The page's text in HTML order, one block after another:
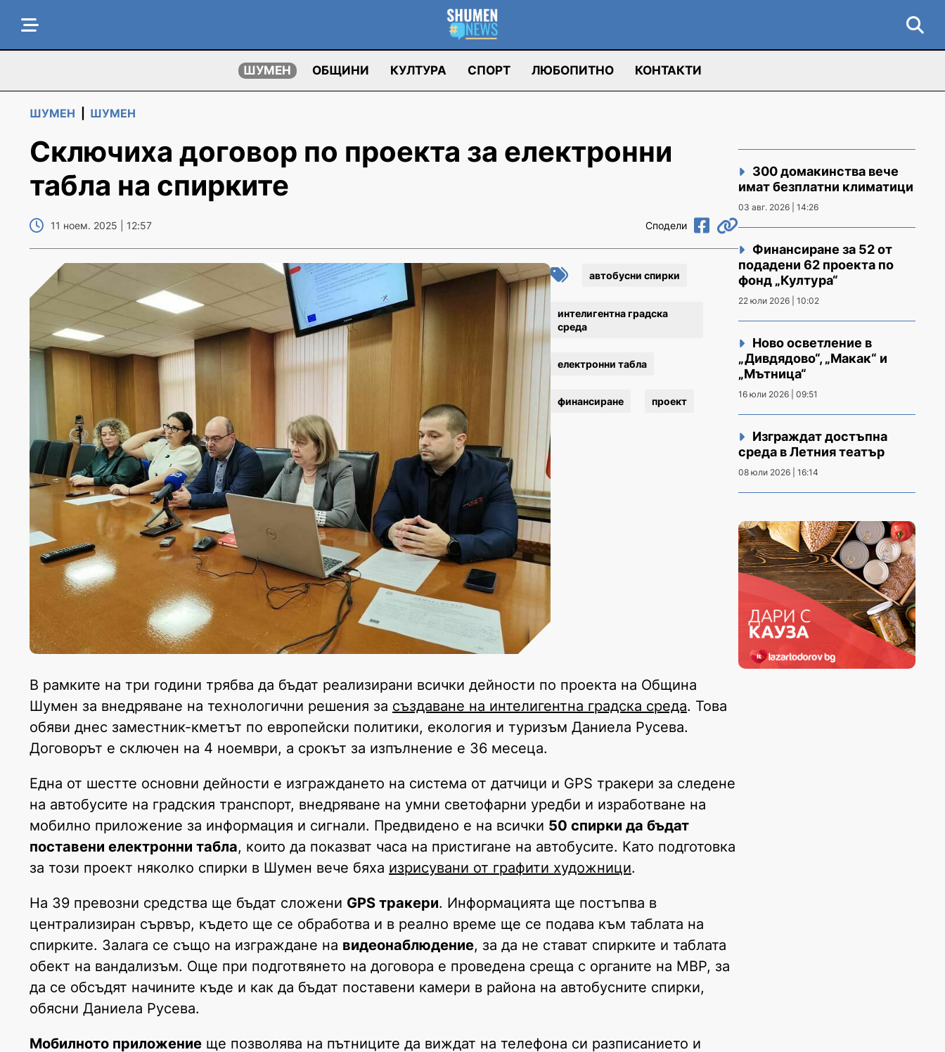
ШУМЕН ОБЩИНИ КУЛТУРА СПОРТ ЛЮБОПИТНО КОНТАКТИ
ШУМЕН ШУМЕН
Сключиха договор по проекта за електронни
табла на спирките
11 ноем. 2025 | 12:57 Сподели
автобусни спирки
интелигентна градска
среда
електронни табла
финансиране проект
В рамките на три години трябва да бъдат реализирани всички дейности по проекта на Община
Шумен за внедряване на технологични решения за създаване на интелигентна градска среда. Това
обяви днес заместник-кметът по европейски политики, екология и туризъм Даниела Русева.
Договорът е сключен на 4 ноември, а срокът за изпълнение е 36 месеца.
Една от шестте основни дейности е изграждането на система от датчици и GPS тракери за следене
на автобусите на градския транспорт, внедряване на умни светофарни уредби и изработване на
мобилно приложение за информация и сигнали. Предвидено е на всички 50 спирки да бъдат
поставени електронни табла, които да показват часа на пристигане на автобусите. Като подготовка
за този проект няколко спирки в Шумен вече бяха изрисувани от графити художници.
На 39 превозни средства ще бъдат сложени GPS тракери. Информацията ще постъпва в
централизиран сървър, където ще се обработва и в реално време ще се подава към таблата на
спирките. Залага се също на изграждане на видеонаблюдение, за да не стават спирките и таблата
обект на вандализъм. Още при подготвянето на договора е проведена среща с органите на МВР, за
да се обсъдят начините къде и как да бъдат поставени камери в района на автобусните спирки,
обясни Даниела Русева.
Мобилното приложение ще позволява на пътниците да виждат на телефона си разписанието и
300 домакинства вече
имат безплатни климатици
03 авг. 2026 | 14:26
Финансиране за 52 от
подадени 62 проекта по
фонд „Култура“
22 юли 2026 | 10:02
Ново осветление в
„Дивдядово“, „Макак“ и
„Мътница“
16 юли 2026 | 09:51
Изграждат достъпна
среда в Летния театър
08 юли 2026 | 16:14